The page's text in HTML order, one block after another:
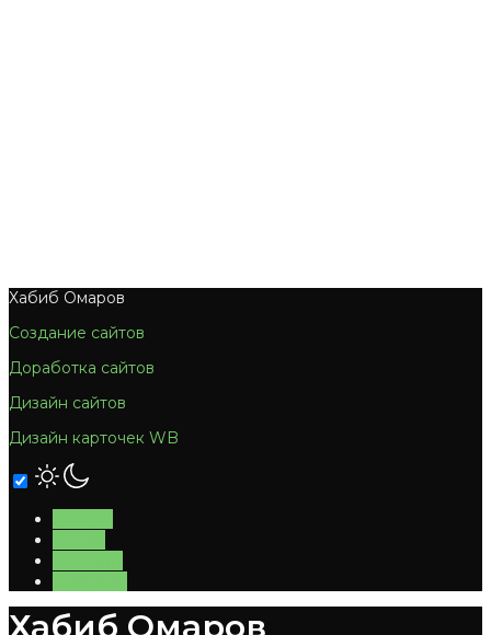
Хабиб Омаров
Создание сайтов
Доработка сайтов
Дизайн сайтов
Дизайн карточек WB
Хабиб Омаров